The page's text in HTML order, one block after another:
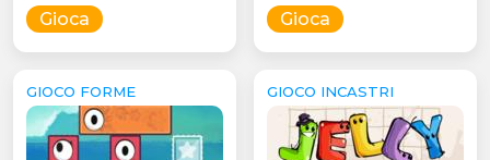
Gioca Gioca
GIOCO FORME GIOCO INCASTRI